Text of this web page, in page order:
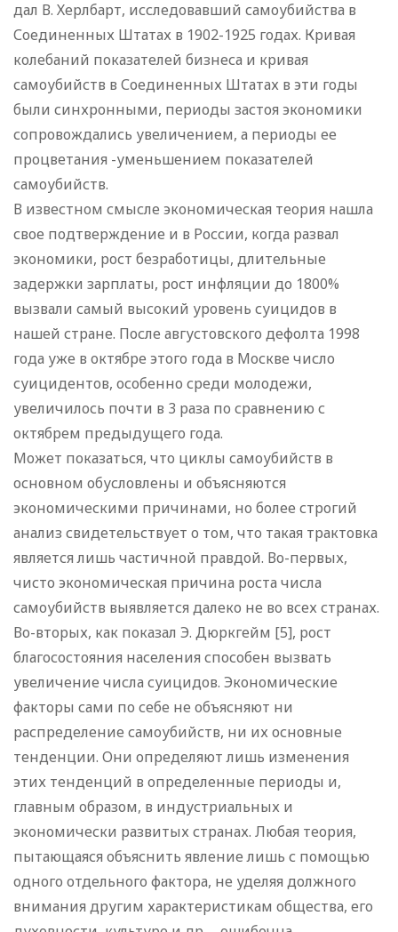
дал В. Херлбарт, исследовавший самоубийства в
Соединенных Штатах в 1902-1925 годах. Кривая
колебаний показателей бизнеса и кривая
самоубийств в Соединенных Штатах в эти годы
были синхронными, периоды застоя экономики
сопровождались увеличением, а периоды ее
процветания -уменьшением показателей
самоубийств.
В известном смысле экономическая теория нашла
свое подтверждение и в России, когда развал
экономики, рост безработицы, длительные
задержки зарплаты, рост инфляции до 1800%
вызвали самый высокий уровень суицидов в
нашей стране. После августовского дефолта 1998
года уже в октябре этого года в Москве число
суицидентов, особенно среди молодежи,
увеличилось почти в 3 раза по сравнению с
октябрем предыдущего года.
Может показаться, что циклы самоубийств в
основном обусловлены и объясняются
экономическими причинами, но более строгий
анализ свидетельствует о том, что такая трактовка
является лишь частичной правдой. Во-первых,
чисто экономическая причина роста числа
самоубийств выявляется далеко не во всех странах.
Во-вторых, как показал Э. Дюркгейм [5], рост
благосостояния населения способен вызвать
увеличение числа суицидов. Экономические
факторы сами по себе не объясняют ни
распределение самоубийств, ни их основные
тенденции. Они определяют лишь изменения
этих тенденций в определенные периоды и,
главным образом, в индустриальных и
экономически развитых странах. Любая теория,
пытающаяся объяснить явление лишь с помощью
одного отдельного фактора, не уделяя должного
внимания другим характеристикам общества, его